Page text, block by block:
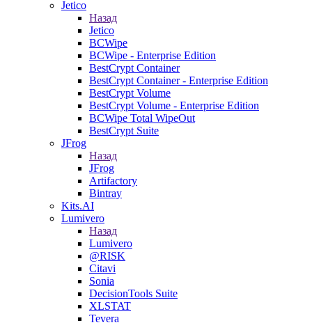
Jetico
Назад
Jetico
BCWipe
BCWipe - Enterprise Edition
BestCrypt Container
BestCrypt Container - Enterprise Edition
BestCrypt Volume
BestCrypt Volume - Enterprise Edition
BCWipe Total WipeOut
BestCrypt Suite
JFrog
Назад
JFrog
Artifactory
Bintray
Kits.AI
Lumivero
Назад
Lumivero
@RISK
Citavi
Sonia
DecisionTools Suite
XLSTAT
Tevera